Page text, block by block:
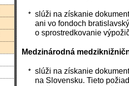
slúži na získanie
ani vo fondoch
o sprostredkovanie
Medzinárodná
slúži na získanie
na Slovensku. Tieto